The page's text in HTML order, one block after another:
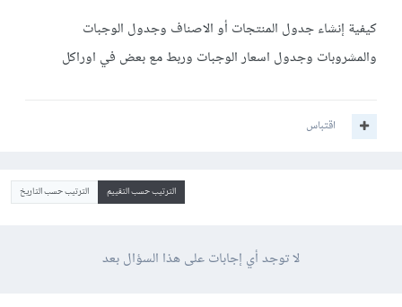
كيفية إنشاء جدول المنتجات أو الاصناف وجدول الوجبات
والمشروبات وجدول اسعار الوجبات وربط مع بعض في اوراكل
اقتباس
الترتيب حسب التقييم الترتيب حسب التاريخ
لا توجد أي إجابات على هذا السؤال بعد